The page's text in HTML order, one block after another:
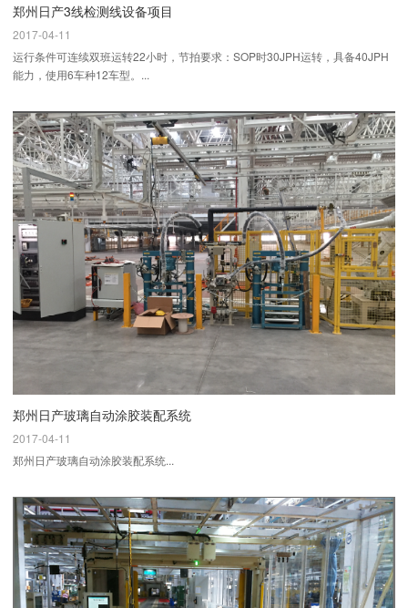
郑州日产3线检测线设备项目
2017-04-11
运行条件可连续双班运转22小时，节拍要求：SOP时30JPH运转，具备40JPH
能力，使用6车种12车型。...
郑州日产玻璃自动涂胶装配系统
2017-04-11
郑州日产玻璃自动涂胶装配系统...